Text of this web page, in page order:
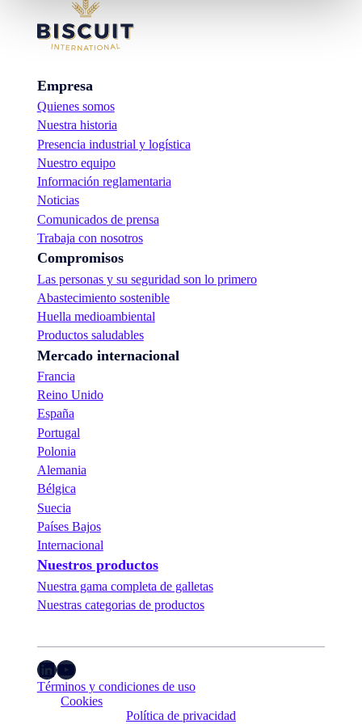
Empresa
Quienes somos
Nuestra historia
Presencia industrial y logística
Nuestro equipo
Información reglamentaria
Noticias
Comunicados de prensa
Trabaja con nosotros
Compromisos
Las personas y su seguridad son lo primero
Abastecimiento sostenible
Huella medioambiental
Productos saludables
Mercado internacional
Francia
Reino Unido
España
Portugal
Polonia
Alemania
Bélgica
Suecia
Países Bajos
Internacional
Nuestros productos
Nuestra gama completa de galletas
Nuestras categorias de productos
LinkedIn YouTube
Términos y condiciones de uso
Cookies
Política de privacidad